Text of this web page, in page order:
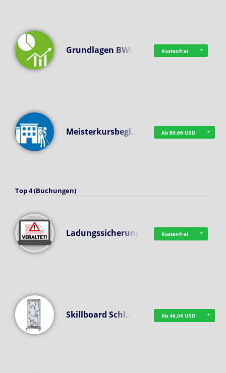
Grundlagen BWL Kostenfrei
Meisterkursbegl… Ab 80,66 USD
Top 4 (Buchungen)
Ladungssicherung Kostenfrei
Skillboard Schl… Ab 46,04 USD